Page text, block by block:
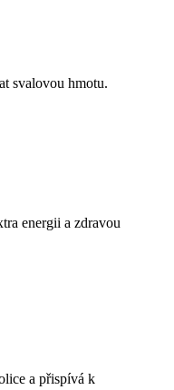
svalovou hmotu.
energii a zdravou
a přispívá k